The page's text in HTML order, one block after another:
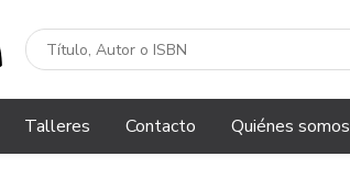
Talleres Contacto Quiénes somos